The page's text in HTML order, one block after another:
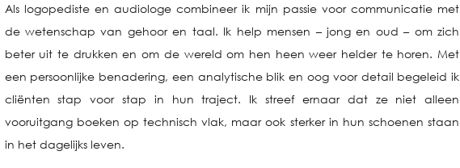
Als logopediste en audiologe combineer ik mijn passie voor communicatie met
de wetenschap van gehoor en taal. Ik help mensen – jong en oud – om zich
beter uit te drukken en om de wereld om hen heen weer helder te horen. Met
een persoonlijke benadering, een analytische blik en oog voor detail begeleid ik
cliënten stap voor stap in hun traject. Ik streef ernaar dat ze niet alleen
vooruitgang boeken op technisch vlak, maar ook sterker in hun schoenen staan
in het dagelijks leven.